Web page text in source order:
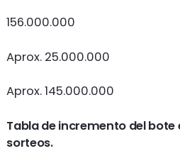
156.000.000
Aprox. 25.000.000
Aprox. 145.000.000
Tabla de incremento del bote
sorteos.